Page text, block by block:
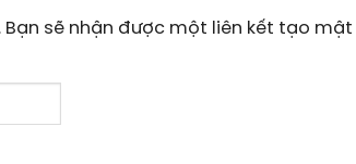
sẽ nhận được một liên kết tạo